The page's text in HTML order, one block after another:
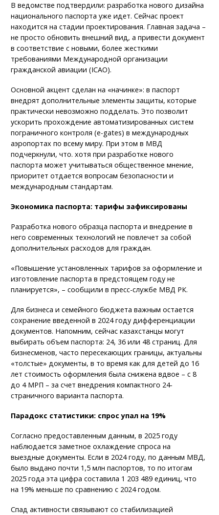
В ведомстве подтвердили: разработка нового дизайна
национального паспорта уже идет. Сейчас проект
находится на стадии проектирования. Главная задача –
не просто обновить внешний вид, а привести документ
в соответствие с новыми, более жесткими
требованиями Международной организации
гражданской авиации (ICAO).
Основной акцент сделан на «начинке»: в паспорт
внедрят дополнительные элементы защиты, которые
практически невозможно подделать. Это позволит
ускорить прохождение автоматизированных систем
пограничного контроля (e-gates) в международных
аэропортах по всему миру. При этом в МВД
подчеркнули, что. хотя при разработке нового
паспорта может учитываться общественное мнение,
приоритет отдается вопросам безопасности и
международным стандартам.
Экономика паспорта: тарифы зафиксированы
Разработка нового образца паспорта и внедрение в
него современных технологий не повлечет за собой
дополнительных расходов для граждан.
«Повышение установленных тарифов за оформление и
изготовление паспорта в предстоящем году не
планируется», – сообщили в пресс-службе МВД РК.
Для бизнеса и семейного бюджета важным остается
сохранение введенной в 2024 году дифференциации
документов. Напомним, сейчас казахстанцы могут
выбирать объем паспорта: 24, 36 или 48 страниц. Для
бизнесменов, часто пересекающих границы, актуальны
«толстые» документы, в то время как для детей до 16
лет стоимость оформления была снижена вдвое – с 8
до 4 МРП – за счет внедрения компактного 24-
страничного варианта паспорта.
Парадокс статистики: спрос упал на 19%
Согласно предоставленным данным, в 2025 году
наблюдается заметное охлаждение спроса на
выездные документы. Если в 2024 году, по данным МВД,
было выдано почти 1,5 млн паспортов, то по итогам
2025 года эта цифра составила 1 203 489 единиц, что
на 19% меньше по сравнению с 2024 годом.
Спад активности связывают со стабилизацией